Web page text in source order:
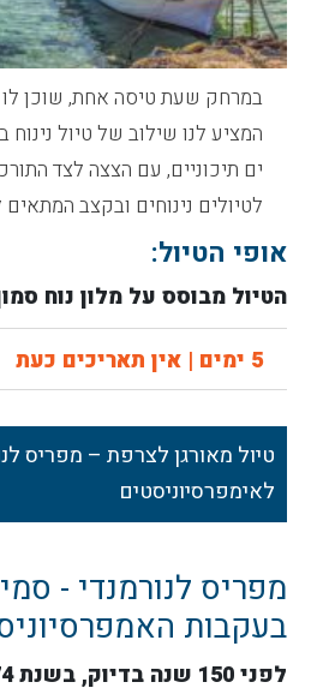
במרחק שעת טיסה אחת, שוכן לו
המציע לנו שילוב של טיול נינוח
ים תיכוניים, עם הצצה לצד
לטיולים נינוחים ובקצב
אופי הטיול:
הטיול מבוסס על מלון נוח
5 ימים | אין תאריכים כעת
לאימפרסיוניסטים
מפריס לנורמנדי -
בעקבות